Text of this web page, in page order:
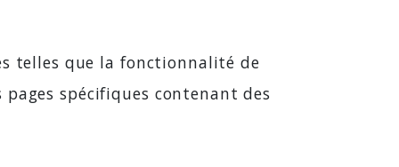
telles que la fonctionnalité de
spécifiques contenant des